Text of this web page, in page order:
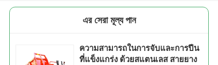
এর সেরা মূল্য পান
ความสามารถในการจับและการปีน
ที่แข็งแกร่ง ด้วยสแตนเลส สายยาง